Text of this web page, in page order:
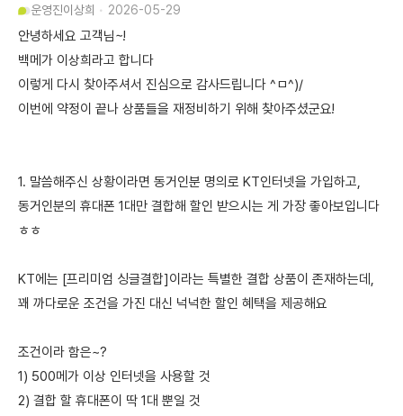
운영진이상희 2026-05-29
안녕하세요 고객님~!
백메가 이상희라고 합니다
이렇게 다시 찾아주셔서 진심으로 감사드립니다 ^ㅁ^)/
이번에 약정이 끝나 상품들을 재정비하기 위해 찾아주셨군요!
1. 말씀해주신 상황이라면 동거인분 명의로 KT인터넷을 가입하고,
동거인분의 휴대폰 1대만 결합해 할인 받으시는 게 가장 좋아보입니다
ㅎㅎ
KT에는 [프리미엄 싱글결합]이라는 특별한 결합 상품이 존재하는데,
꽤 까다로운 조건을 가진 대신 넉넉한 할인 혜택을 제공해요
조건이라 함은~?
1) 500메가 이상 인터넷을 사용할 것
2) 결합 할 휴대폰이 딱 1대 뿐일 것